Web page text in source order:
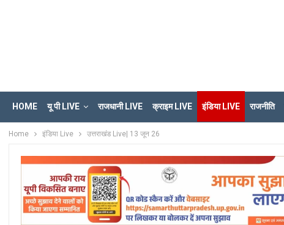
HOME यू पी LIVE राजधानी LIVE क्राइम LIVE इंडिया LIVE राजनीति
Home इंडिया Live उत्तराखंड Live| 13 जून 26